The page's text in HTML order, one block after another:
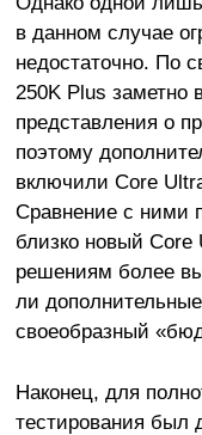
в данном случае
недостаточно. По
250K Plus заметно
представления о
поэтому
включили Core
Сравнение с ними
близко новый Core
решениям более
ли
своеобразный
Наконец, для
тестирования был